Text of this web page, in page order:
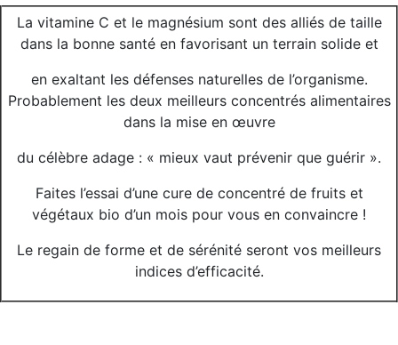
La vitamine C et le magnésium sont des alliés de taille
dans la bonne santé en favorisant un terrain solide et
en exaltant les défenses naturelles de l’organisme.
Probablement les deux meilleurs concentrés alimentaires
dans la mise en œuvre
du célèbre adage : « mieux vaut prévenir que guérir ».
Faites l’essai d’une cure de concentré de fruits et
végétaux bio d’un mois pour vous en convaincre !
Le regain de forme et de sérénité seront vos meilleurs
indices d’efficacité.